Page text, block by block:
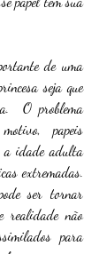
de uma
seja que
O problema
papeis
a idade adulta
extremadas.
ser tornar
realidade não
para